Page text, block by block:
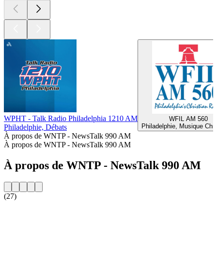
WPHT - Talk Radio Philadelphia 1210 AM
Philadelphie, Débats
WFIL AM 560
Philadelphie, Musique
À propos de WNTP - NewsTalk 990 AM
À propos de WNTP - NewsTalk 990 AM
À propos de WNTP - NewsTalk 990 AM
(27)